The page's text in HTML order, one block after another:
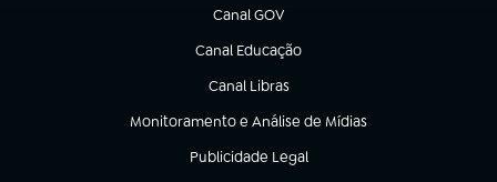
Canal GOV
(abre em nova aba)
Canal Educação
(abre em nova aba)
Canal Libras
(abre em nova aba)
Monitoramento e Análise de Mídias
(abre em nova aba)
Publicidade Legal
(abre em nova aba)